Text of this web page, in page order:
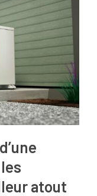
atout